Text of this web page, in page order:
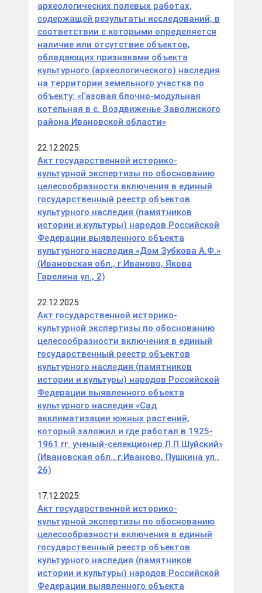
археологических полевых работах,
содержащей результаты исследований, в
соответствии с которыми определяется
наличие или отсутствие объектов,
обладающих признаками объекта
культурного (археологического) наследия
на территории земельного участка по
объекту: «Газовая блочно-модульная
котельная в с. Воздвиженье Заволжского
района Ивановской области»
22.12.2025:
Акт государственной историко-
культурной экспертизы по обоснованию
целесообразности включения в единый
государственный реестр объектов
культурного наследия (памятников
истории и культуры) народов Российской
Федерации выявленного объекта
культурного наследия «Дом Зубкова А.Ф.»
(Ивановская обл., г.Иваново, Якова
Гарелина ул., 2)
22.12.2025:
Акт государственной историко-
культурной экспертизы по обоснованию
целесообразности включения в единый
государственный реестр объектов
культурного наследия (памятников
истории и культуры) народов Российской
Федерации выявленного объекта
культурного наследия «Сад
акклиматизации южных растений,
который заложил и где работал в 1925-
1961 гг. ученый-селекционер Л.П.Шуйский»
(Ивановская обл., г.Иваново, Пушкина ул.,
26)
17.12.2025:
Акт государственной историко-
культурной экспертизы по обоснованию
целесообразности включения в единый
государственный реестр объектов
культурного наследия (памятников
истории и культуры) народов Российской
Федерации выявленного объекта